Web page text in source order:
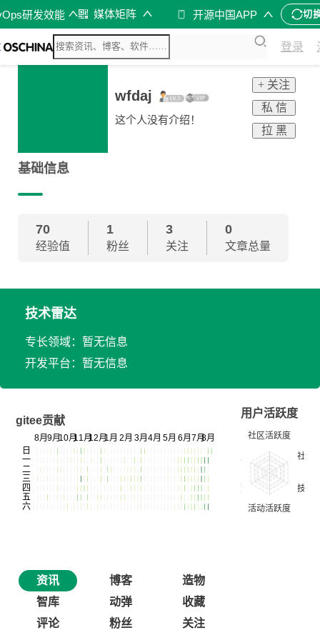
研发效能 媒体矩阵 开源中国APP 切
登录
wfdaj
这个人没有介绍！
+ 关注
私 信
拉 黑
基础信息
70
经验值
1
粉丝
3
关注
0
文章总量
技术雷达
专长领域：暂无信息
开发平台：暂无信息
gitee贡献
用户活跃度
资讯 博客
造物
智库
动弹
收藏
评论
粉丝 关注